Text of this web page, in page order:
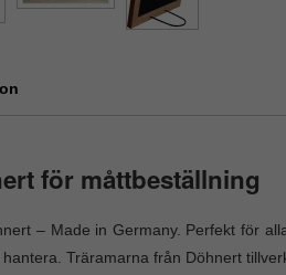
för måttbeställning
– Made in Germany. Perfekt för
Träramarna från Döhnert